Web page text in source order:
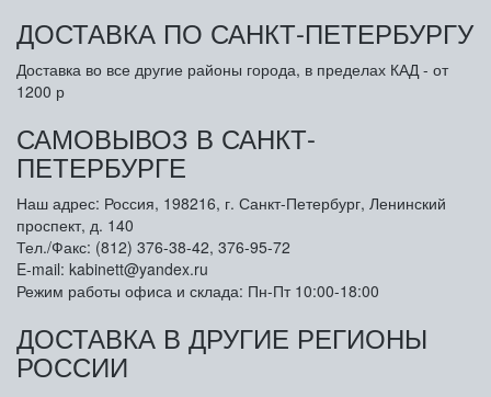
ДОСТАВКА ПО САНКТ-ПЕТЕРБУРГУ
Доставка во все другие районы города, в пределах КАД - от
1200 р
САМОВЫВОЗ В САНКТ-
ПЕТЕРБУРГЕ
Наш адрес: Россия, 198216, г. Санкт-Петербург, Ленинский
проспект, д. 140
Тел./Факс: (812) 376-38-42, 376-95-72
E-mail: kabinett@yandex.ru
Режим работы офиса и склада: Пн-Пт 10:00-18:00
ДОСТАВКА В ДРУГИЕ РЕГИОНЫ
РОССИИ